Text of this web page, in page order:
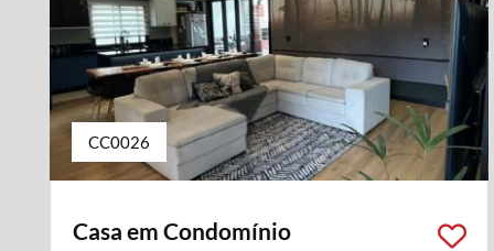
CC0026
Casa em Condomínio